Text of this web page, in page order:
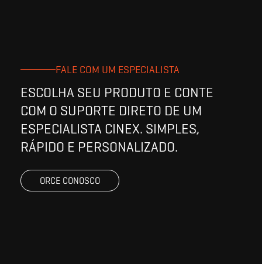
FALE COM UM ESPECIALISTA
ESCOLHA SEU PRODUTO E CONTE
COM O SUPORTE DIRETO DE UM
ESPECIALISTA CINEX. SIMPLES,
RÁPIDO E PERSONALIZADO.
ORCE CONOSCO